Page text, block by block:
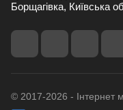
Борщагівка, Київська
© 2017-2026 - Інтернет